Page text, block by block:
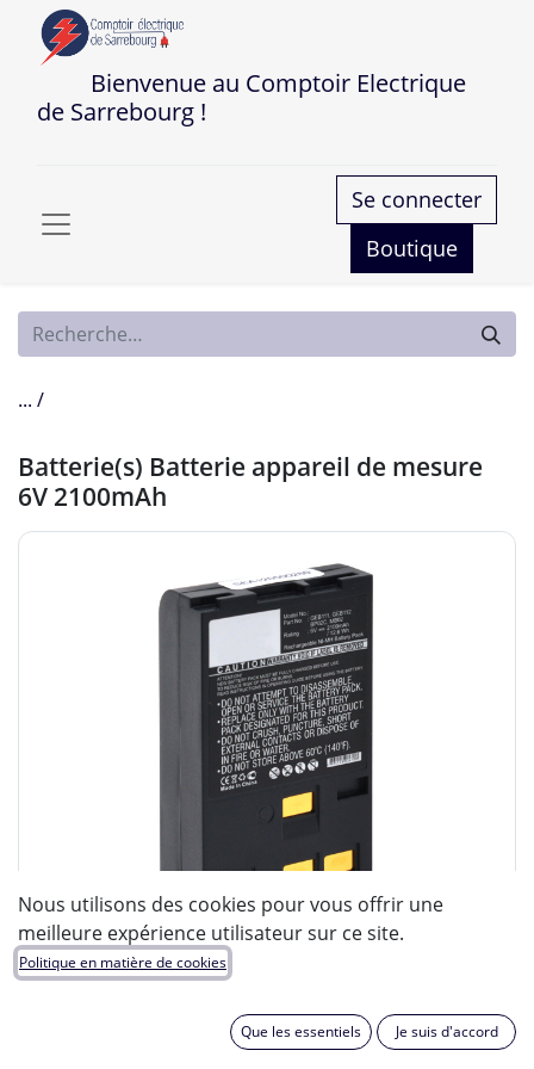
Bienvenue au Comptoir Electrique
de Sarrebourg !
Se connecter
Boutique
... /
Batterie(s) Batterie appareil de mesure
6V 2100mAh
Nous utilisons des cookies pour vous offrir une
meilleure expérience utilisateur sur ce site.
Politique en matière de cookies
Que les essentiels Je suis d'accord